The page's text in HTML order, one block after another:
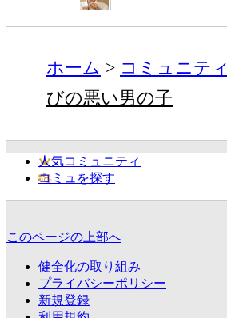
ホーム コミュニティ
びの悪い男の子
人気コミュニティ
コミュを探す
このページの上部へ
健全化の取り組み
プライバシーポリシー
新規登録